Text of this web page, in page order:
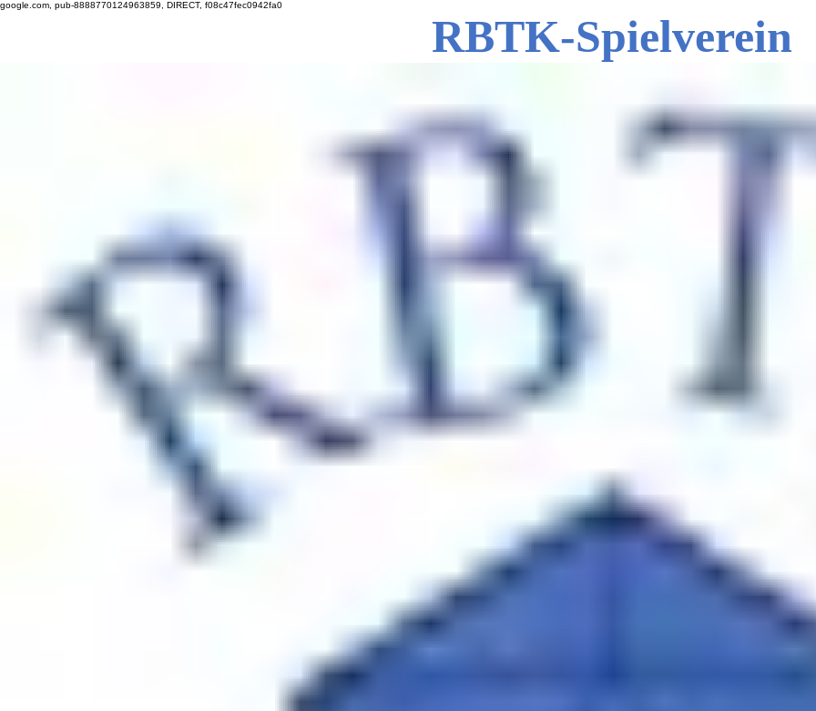
google.com, pub-8888770124963859, DIRECT, f08c47fec0942fa0
RBTK-Spielverein